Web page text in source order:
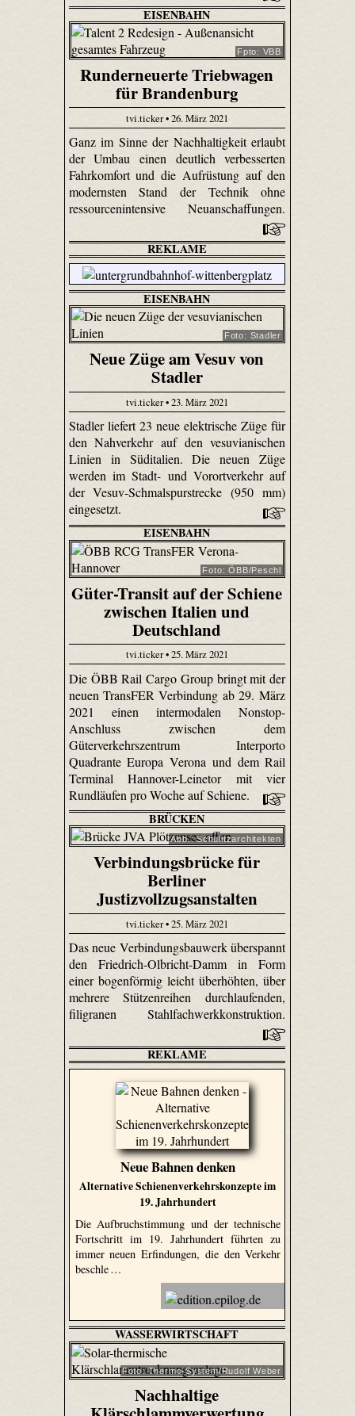
EISENBAHN
Fpto: VBB
Runderneuerte Triebwagen
für Brandenburg
tvi.ticker • 26. März 2021
Ganz im Sinne der Nachhaltigkeit erlaubt
der Umbau einen deutlich verbesserten
Fahrkomfort und die Aufrüstung auf den
modernsten Stand der Technik ohne
ressourcenintensive Neuanschaffungen.
REKLAME
EISENBAHN
Foto: Stadler
Neue Züge am Vesuv von
Stadler
tvi.ticker • 23. März 2021
Stadler liefert 23 neue elektrische Züge für
den Nahverkehr auf den vesuvianischen
Linien in Süditalien. Die neuen Züge
werden im Stadt- und Vorortverkehr auf
der Vesuv-Schmalspurstrecke (950 mm)
eingesetzt.
EISENBAHN
Foto: ÖBB/Peschl
Güter-Transit auf der Schiene
zwischen Italien und
Deutschland
tvi.ticker • 25. März 2021
Die ÖBB Rail Cargo Group bringt mit der
neuen TransFER Verbindung ab 29. März
2021 einen intermodalen Nonstop-
Anschluss zwischen dem
Güterverkehrszentrum Interporto
Quadrante Europa Verona und dem Rail
Terminal Hannover-Leinetor mit vier
Rundläufen pro Woche auf Schiene.
BRÜCKEN
Abb.: Schulitzarchitekten
Verbindungsbrücke für
Berliner
Justizvollzugsanstalten
tvi.ticker • 25. März 2021
Das neue Verbindungsbauwerk überspannt
den Friedrich-Olbricht-Damm in Form
einer bogenförmig leicht überhöhten, über
mehrere Stützenreihen durchlaufenden,
filigranen Stahlfachwerkkonstruktion.
REKLAME
Neue Bahnen denken
Alternative Schienenverkehrskonzepte im
19. Jahrhundert
Die Aufbruchstimmung und der technische
Fortschritt im 19. Jahrhundert führten zu
immer neuen Erfindungen, die den Verkehr
beschle …
WASSERWIRTSCHAFT
Foto: Thermo-System/Rudolf Weber
Nachhaltige